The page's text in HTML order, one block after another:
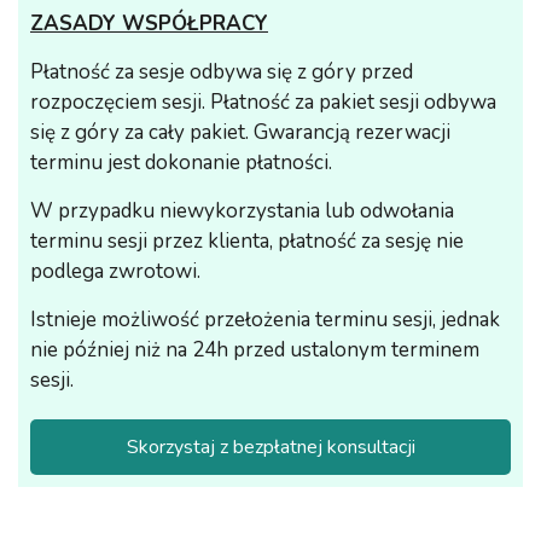
ZASADY WSPÓŁPRACY
Płatność za sesje odbywa się z góry przed
rozpoczęciem sesji. Płatność za pakiet sesji odbywa
się z góry za cały pakiet. Gwarancją rezerwacji
terminu jest dokonanie płatności.
W przypadku niewykorzystania lub odwołania
terminu sesji przez klienta, płatność za sesję nie
podlega zwrotowi.
Istnieje możliwość przełożenia terminu sesji, jednak
nie później niż na 24h przed ustalonym terminem
sesji.
Skorzystaj z bezpłatnej konsultacji